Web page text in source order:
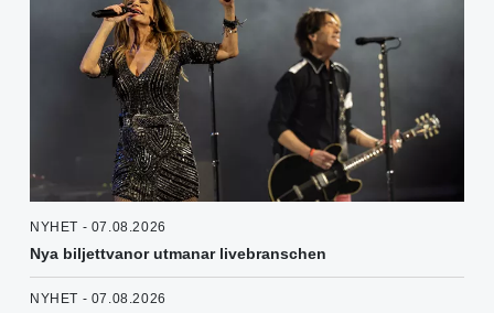
NYHET - 07.08.2026
Nya biljettvanor utmanar livebranschen
NYHET - 07.08.2026